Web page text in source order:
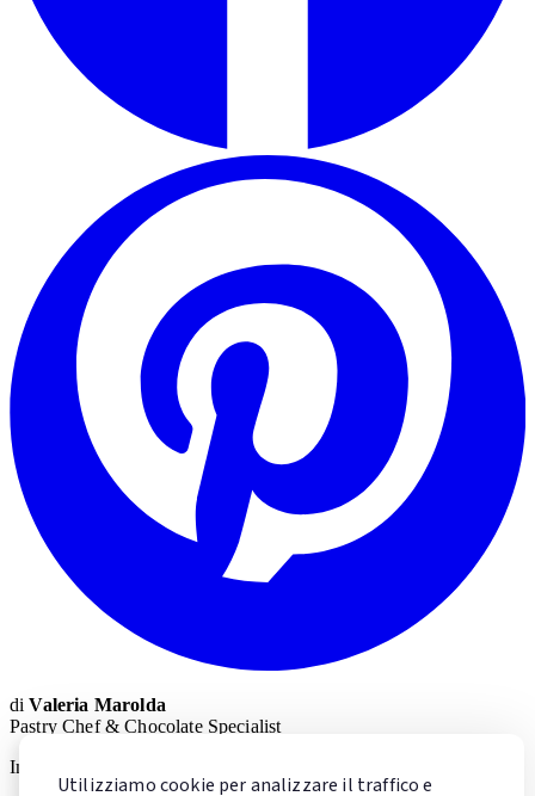
Utilizziamo cookie per analizzare il traffico e
diValeria Marolda
Pastry Chef & Chocolate Specialist
Impara la pasticceria con Valeria